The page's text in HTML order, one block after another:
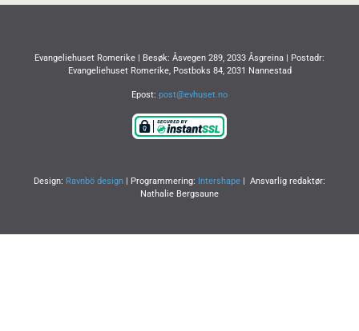
Evangeliehuset Romerike | Besøk: Åsvegen 289, 2033 Åsgreina | Postadr:
Evangeliehuset Romerike, Postboks 84, 2031 Nannestad
Epost: post@evhuset.no
Design: Ravnbö design | Programmering: Intershape | Ansvarlig redaktør:
Nathalie Bergsaune